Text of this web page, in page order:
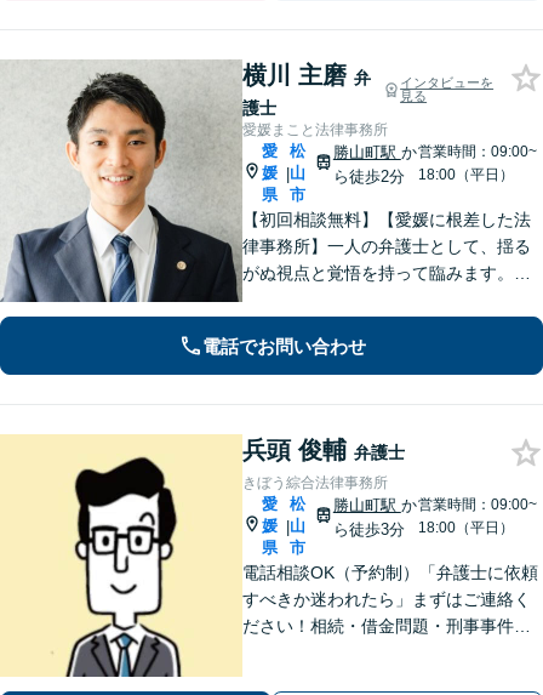
横川 主磨 弁
護士
インタビューを
見る
愛媛まこと法律事務所
愛
媛
県
|
松
山
市
勝山町駅 か
ら徒歩2分
営業時間：09:00~
18:00（平日）
【初回相談無料】【愛媛に根差した法
律事務所】一人の弁護士として、揺る
がぬ視点と覚悟を持って臨みます。依
見据えて、一人ひとりに合った解決を
目指します。【勝山町駅2分】
電話でお問い合わせ
兵頭 俊輔 弁護士
きぼう綜合法律事務所
愛
媛
県
|
松
山
市
勝山町駅 か
ら徒歩3分
営業時間：09:00~
18:00（平日）
電話相談OK（予約制）「弁護士に依頼
すべきか迷われたら」まずはご連絡く
ださい！相続・借金問題・刑事事件・